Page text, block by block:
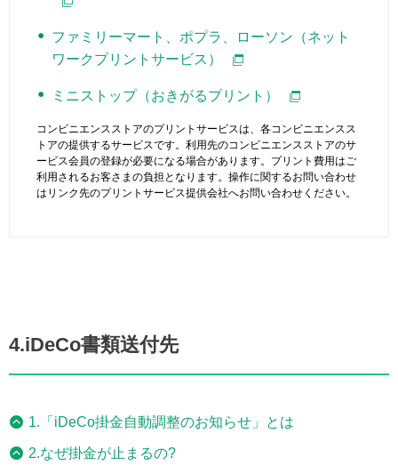
ファミリーマート、ポプラ、ローソン（ネット
ワークプリントサービス）
ミニストップ（おきがるプリント）
コンビニエンスストアのプリントサービスは、各コンビニエンスス
トアの提供するサービスです。利用先のコンビニエンスストアのサ
ービス会員の登録が必要になる場合があります。プリント費用はご
利用されるお客さまの負担となります。操作に関するお問い合わせ
はリンク先のプリントサービス提供会社へお問い合わせください。
4.iDeCo書類送付先
1.「iDeCo掛金自動調整のお知らせ」とは
2.なぜ掛金が止まるの?